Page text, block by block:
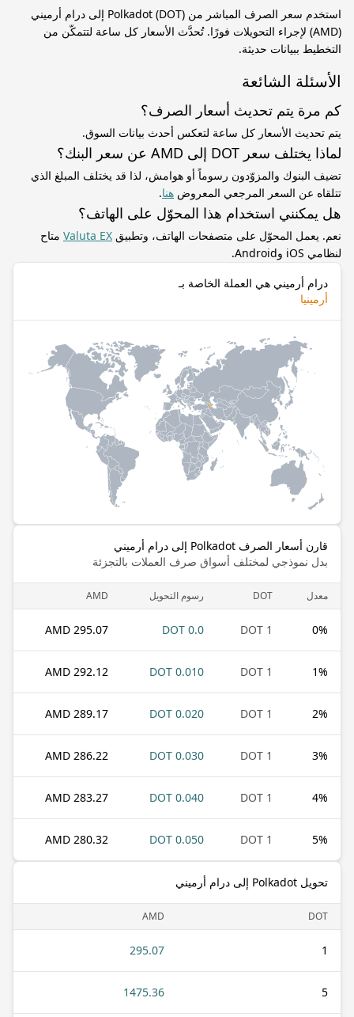
استخدم سعر الصرف المباشر من Polkadot (DOT) إلى درام أرميني
(AMD) لإجراء التحويلات فورًا. تُحدَّث الأسعار كل ساعة لتتمكّن من
التخطيط ببيانات حديثة.
الأسئلة الشائعة
كم مرة يتم تحديث أسعار الصرف؟
يتم تحديث الأسعار كل ساعة لتعكس أحدث بيانات السوق.
لماذا يختلف سعر DOT إلى AMD عن سعر البنك؟
تضيف البنوك والمزوّدون رسوماً أو هوامش، لذا قد يختلف المبلغ الذي
تتلقاه عن السعر المرجعي المعروض هنا.
هل يمكنني استخدام هذا المحوّل على الهاتف؟
نعم. يعمل المحوّل على متصفحات الهاتف، وتطبيق Valuta EX متاح
لنظامي iOS وAndroid.
درام أرميني هي العملة الخاصة بـ
أرمينيا
قارن أسعار الصرف Polkadot إلى درام أرميني
بدل نموذجي لمختلف أسواق صرف العملات بالتجزئة
معدل DOT رسوم التحويل AMD
0%
1 DOT
0.0 DOT
295.07 AMD
1%
1 DOT
0.010 DOT
292.12 AMD
2%
1 DOT
0.020 DOT
289.17 AMD
3%
1 DOT
0.030 DOT
286.22 AMD
4%
1 DOT
0.040 DOT
283.27 AMD
5%
1 DOT
0.050 DOT
280.32 AMD
تحويل Polkadot إلى درام أرميني
DOT
AMD
1
295.07
5
1475.36